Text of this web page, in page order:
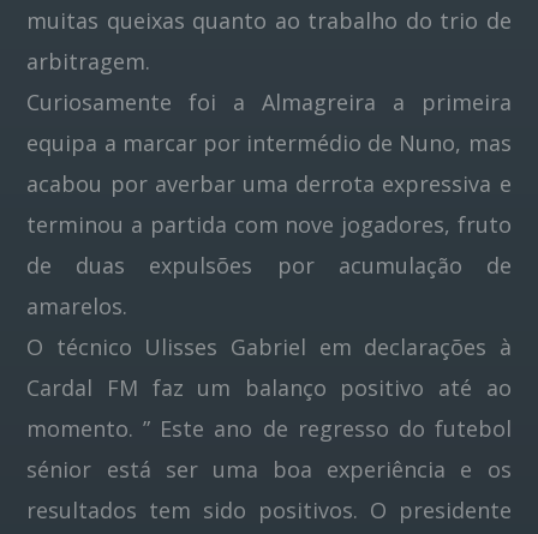
muitas queixas quanto ao trabalho do trio de
arbitragem.
Curiosamente foi a Almagreira a primeira
equipa a marcar por intermédio de Nuno, mas
acabou por averbar uma derrota expressiva e
terminou a partida com nove jogadores, fruto
de duas expulsões por acumulação de
amarelos.
O técnico Ulisses Gabriel em declarações à
Cardal FM faz um balanço positivo até ao
momento. ” Este ano de regresso do futebol
sénior está ser uma boa experiência e os
resultados tem sido positivos. O presidente